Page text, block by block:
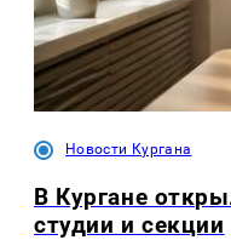
Новости Кургана
В Кургане
студии и секции